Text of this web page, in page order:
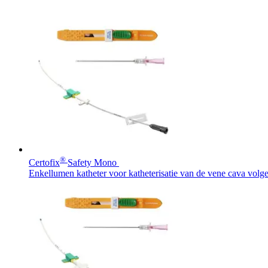
Certofix® Safety Mono
Enkellumen katheter voor katheterisatie van de vene cava